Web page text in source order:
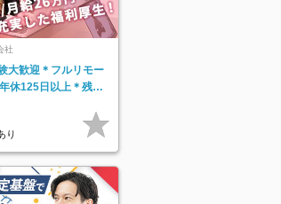
社
大歓迎＊フルリモー
休125日以上＊残業
り